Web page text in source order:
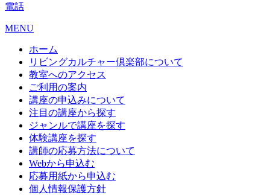
電話
MENU
ホーム
リビングカルチャー倶楽部について
教室へのアクセス
ご利用の案内
講座の申込みについて
注目の講座から探す
ジャンルで講座を探す
体験講座を探す
講師の応募方法について
Webから申込む
応募用紙から申込む
個人情報保護方針